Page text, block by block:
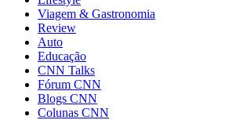
Viagem & Gastronomia
Review
Auto
Educação
CNN Talks
Fórum CNN
Blogs CNN
Colunas CNN